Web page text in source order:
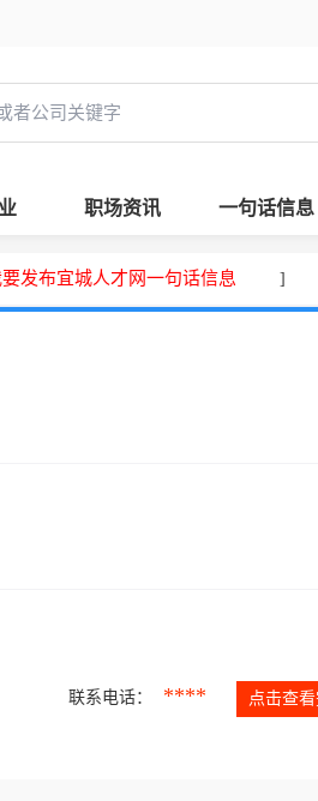
职场资讯 一句话信息
发布宜城人才网一句话信息 ]
联系电话： **** 点击查